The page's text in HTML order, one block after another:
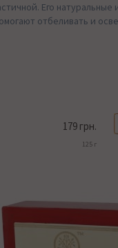
Его натуральные
отбеливать и
179 грн.
125 г